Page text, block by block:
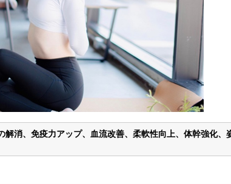
解消、免疫力アップ、血流改善、柔軟性向上、体幹強化、